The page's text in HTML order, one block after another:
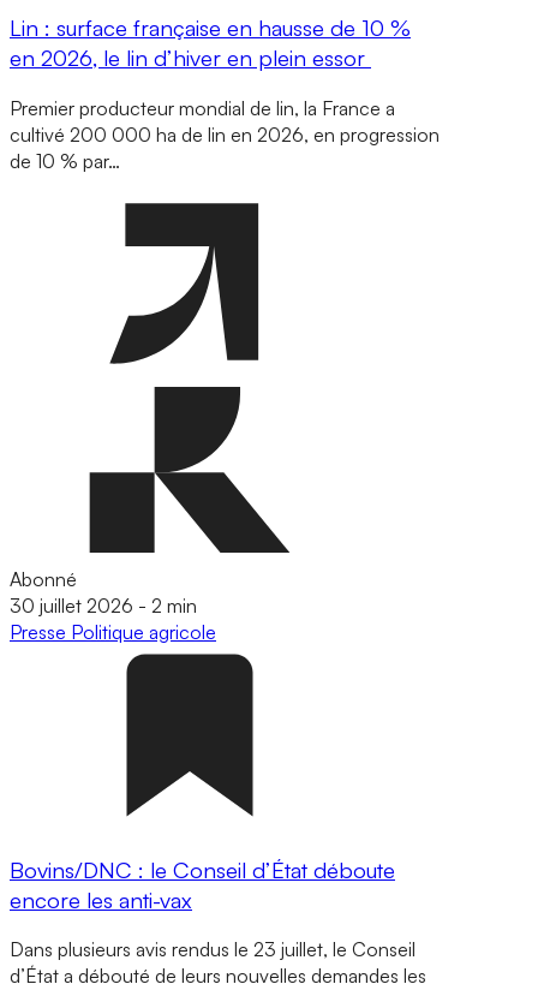
Lin : surface française en hausse de 10 %
en 2026, le lin d’hiver en plein essor
Premier producteur mondial de lin, la France a
cultivé 200 000 ha de lin en 2026, en progression
de 10 % par…
Abonné
30 juillet 2026 - 2 min
Presse Politique agricole
Bovins/DNC : le Conseil d’État déboute
encore les anti-vax
Dans plusieurs avis rendus le 23 juillet, le Conseil
d’État a débouté de leurs nouvelles demandes les